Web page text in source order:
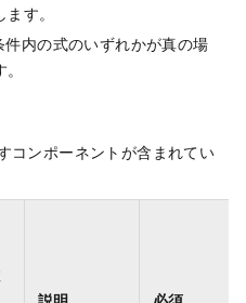
す。
内の式のいずれかが真の場
コンポーネントが含まれてい